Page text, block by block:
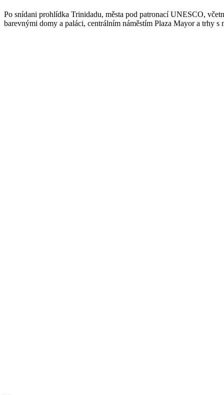
Po snídani prohlídka Trinidadu, města pod patronací UNESCO,
barevnými domy a paláci, centrálním náměstím Plaza Mayor a trhy